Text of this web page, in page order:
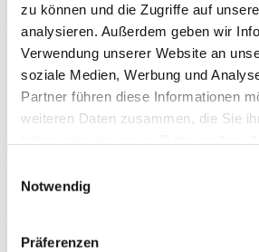
zu können und die Zugriffe auf
analysieren. Außerdem geben wir
Verwendung unserer Website an
soziale Medien, Werbung und
Partner führen diese Informationen
weiteren Daten zusammen, die Sie
Notwendig
Präferenzen
Zurück
Weiter
Fusce congue augue sollicitudin
Pellentesque id tristique quam.
dolor, et dictum ante males mollis.
urna eget fringilla.Morbi fringilla ex ut
dui rutrum. Maecenas feugiatings lorem
pulvinar andye pulvinar ligula convallis.
ac, finieebus nec velit. Mauris hendrerit,
efficitur, ipsum urna andyee sempr
Enjoy the beauty of